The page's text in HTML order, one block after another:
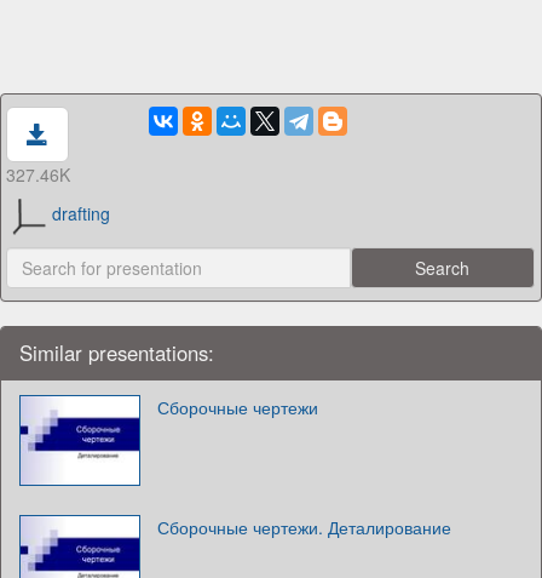
327.46K
drafting
Similar presentations:
Сборочные чертежи
Сборочные чертежи. Деталирование